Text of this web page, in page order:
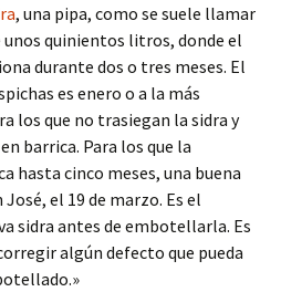
, una pipa, como se suele llamar
unos quinientos litros, donde el
durante dos o tres meses. El
es enero o a la más
los que no trasiegan la sidra y
barrica. Para los que la
hasta cinco meses, una buena
el 19 de marzo. Es el
sidra antes de embotellarla. Es
algún defecto que pueda